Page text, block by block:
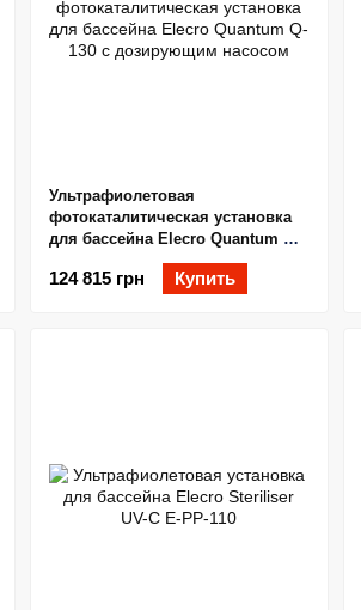
Ультрафиолетовая
фотокаталитическая установка
для бассейна Elecro Quantum Q-
130 с дозирующим насосом
124 815 грн Купить